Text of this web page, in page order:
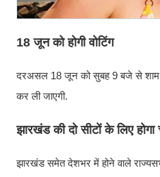
18 जून को होगी वोटिंग
दरअसल 18 जून को सुबह 9 बजे से शाम 4
कर ली जाएगी.
झारखंड की दो सीटों के लिए होगा
झारखंड समेत देशभर में होने वाले